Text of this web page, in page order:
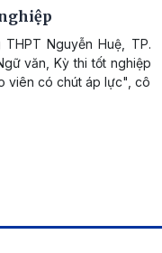
Nguyễn Huệ, TP.
văn, Kỳ thi tốt nghiệp
viên có chút áp lực", cô